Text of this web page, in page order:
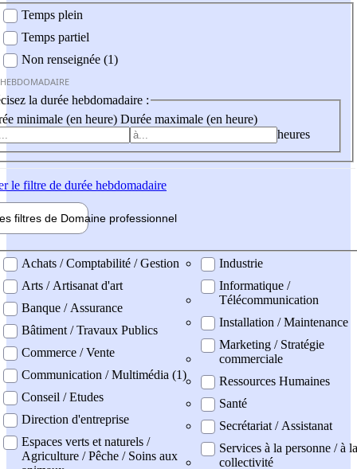
Temps plein
Temps partiel
Non renseignée (1)
la durée hebdomadaire :
minimale (en heure) Durée maximale (en heure)
heures
le filtre de durée hebdomadaire
filtres de Domaine professionnel
professionel
Achats / Comptabilité / Gestion
Arts / Artisanat d'art
Banque / Assurance
Bâtiment / Travaux Publics
Commerce / Vente
Communication / Multimédia (1)
Conseil / Etudes
Direction d'entreprise
Espaces verts et naturels /
Agriculture / Pêche / Soins aux
Industrie
Informatique /
Télécommunication
Installation / Maintenance
Marketing / Stratégie
commerciale
Ressources Humaines
Santé
Secrétariat / Assistanat
Services à la personne / à la
collectivité